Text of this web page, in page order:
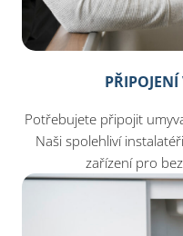
Potřebujete připojit
Naši spolehliví
zařízení pro